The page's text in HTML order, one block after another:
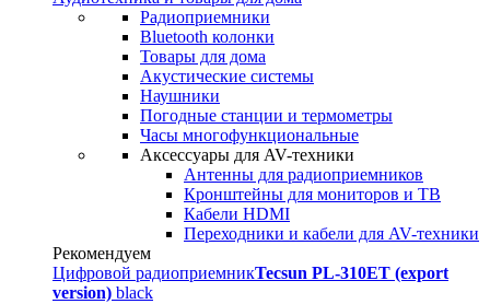
Радиоприемники
Bluetooth колонки
Товары для дома
Акустические системы
Наушники
Погодные станции и термометры
Часы многофункциональные
Аксессуары для AV-техники
Антенны для радиоприемников
Кронштейны для мониторов и ТВ
Кабели HDMI
Переходники и кабели для AV-техники
Рекомендуем
Цифровой радиоприемникTecsun PL-310ET (export
version) black